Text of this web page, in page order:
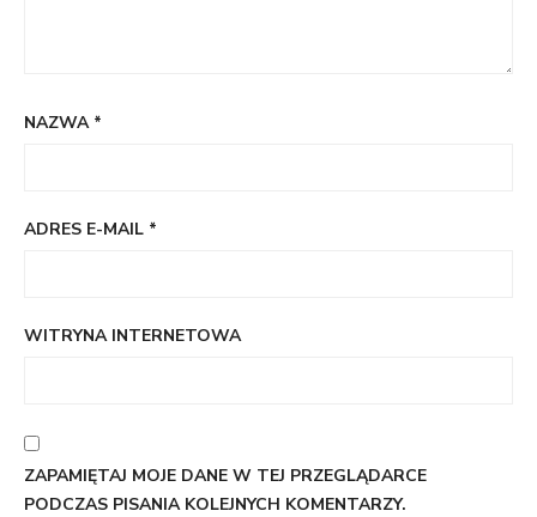
NAZWA *
ADRES E-MAIL *
WITRYNA INTERNETOWA
ZAPAMIĘTAJ MOJE DANE W TEJ PRZEGLĄDARCE
PODCZAS PISANIA KOLEJNYCH KOMENTARZY.